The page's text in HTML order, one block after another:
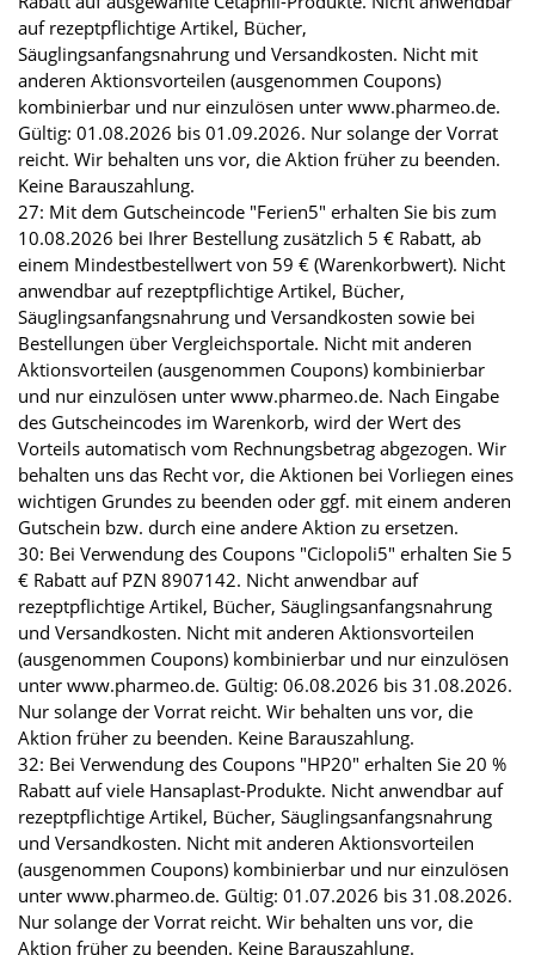
auf rezeptpflichtige Artikel, Bücher,
Säuglingsanfangsnahrung und Versandkosten. Nicht mit
anderen Aktionsvorteilen (ausgenommen Coupons)
kombinierbar und nur einzulösen unter www.pharmeo.de.
Gültig: 01.08.2026 bis 01.09.2026. Nur solange der Vorrat
reicht. Wir behalten uns vor, die Aktion früher zu beenden.
Keine Barauszahlung.
27: Mit dem Gutscheincode "Ferien5" erhalten Sie bis zum
10.08.2026 bei Ihrer Bestellung zusätzlich 5 € Rabatt, ab
einem Mindestbestellwert von 59 € (Warenkorbwert). Nicht
anwendbar auf rezeptpflichtige Artikel, Bücher,
Säuglingsanfangsnahrung und Versandkosten sowie bei
Bestellungen über Vergleichsportale. Nicht mit anderen
Aktionsvorteilen (ausgenommen Coupons) kombinierbar
und nur einzulösen unter www.pharmeo.de. Nach Eingabe
des Gutscheincodes im Warenkorb, wird der Wert des
Vorteils automatisch vom Rechnungsbetrag abgezogen. Wir
behalten uns das Recht vor, die Aktionen bei Vorliegen eines
wichtigen Grundes zu beenden oder ggf. mit einem anderen
Gutschein bzw. durch eine andere Aktion zu ersetzen.
30: Bei Verwendung des Coupons "Ciclopoli5" erhalten Sie 5
€ Rabatt auf PZN 8907142. Nicht anwendbar auf
rezeptpflichtige Artikel, Bücher, Säuglingsanfangsnahrung
und Versandkosten. Nicht mit anderen Aktionsvorteilen
(ausgenommen Coupons) kombinierbar und nur einzulösen
unter www.pharmeo.de. Gültig: 06.08.2026 bis 31.08.2026.
Nur solange der Vorrat reicht. Wir behalten uns vor, die
Aktion früher zu beenden. Keine Barauszahlung.
32: Bei Verwendung des Coupons "HP20" erhalten Sie 20 %
Rabatt auf viele Hansaplast-Produkte. Nicht anwendbar auf
rezeptpflichtige Artikel, Bücher, Säuglingsanfangsnahrung
und Versandkosten. Nicht mit anderen Aktionsvorteilen
(ausgenommen Coupons) kombinierbar und nur einzulösen
unter www.pharmeo.de. Gültig: 01.07.2026 bis 31.08.2026.
Nur solange der Vorrat reicht. Wir behalten uns vor, die
Aktion früher zu beenden. Keine Barauszahlung.